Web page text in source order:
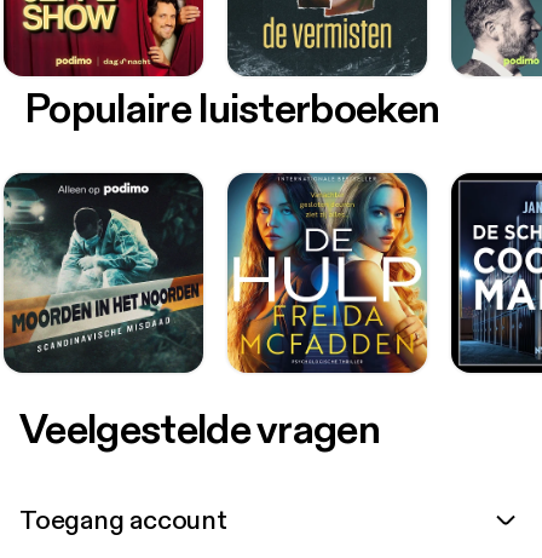
Populaire luisterboeken
Veelgestelde vragen
Toegang account